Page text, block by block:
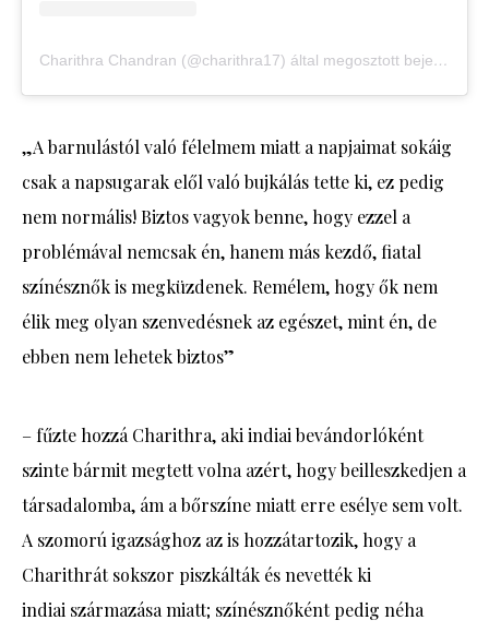
Charithra Chandran (@charithra17) által megosztott bejegyzés
„A barnulástól való félelmem miatt a napjaimat sokáig
csak a napsugarak elől való bujkálás tette ki, ez pedig
nem normális! Biztos vagyok benne, hogy ezzel a
problémával nemcsak én, hanem más kezdő, fiatal
színésznők is megküzdenek. Remélem, hogy ők nem
élik meg olyan szenvedésnek az egészet, mint én, de
ebben nem lehetek biztos”
– fűzte hozzá Charithra, aki indiai bevándorlóként
szinte bármit megtett volna azért, hogy beilleszkedjen a
társadalomba, ám a bőrszíne miatt erre esélye sem volt.
A szomorú igazsághoz az is hozzátartozik, hogy a
Charithrát sokszor piszkálták és nevették ki
indiai származása miatt; színésznőként pedig néha